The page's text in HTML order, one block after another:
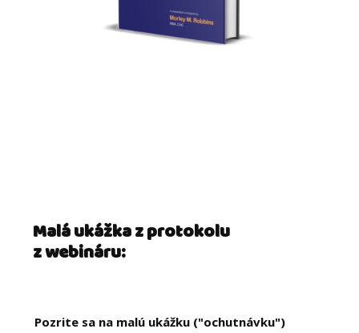
Malá ukážka z protokolu
z webináru:
Pozrite sa na malú ukážku ("ochutnávku")